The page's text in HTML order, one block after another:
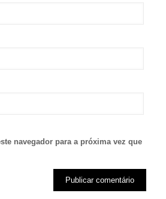
navegador para a próxima vez que